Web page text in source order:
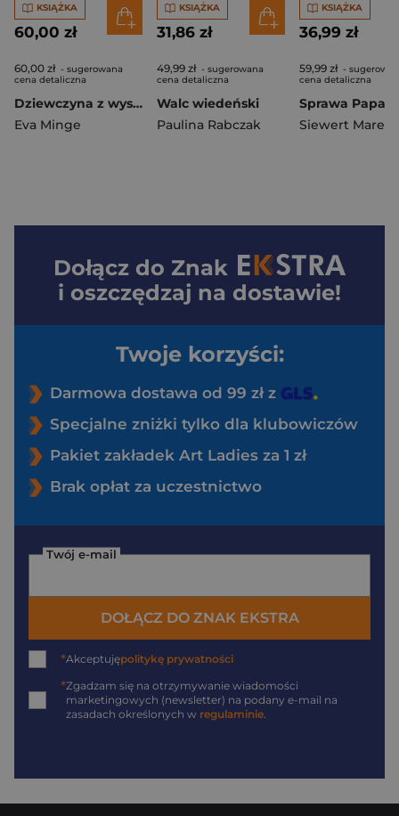
KSIĄŻKA
60,00 zł
60,00 zł - sugerowana
cena detaliczna
Dziewczyna z wyspy miliardera. Duże Litery
Eva Minge
KSIĄŻKA
31,86 zł
49,99 zł - sugerowana
cena detaliczna
Walc wiedeński
Paulina Rabczak
KSIĄŻKA
36,99 zł
59,99 zł -
cena detaliczna
Siewert Marek
Dołącz do Znak
i oszczędzaj na dostawie!
Twoje korzyści:
Darmowa dostawa od 99 zł z
Specjalne zniżki tylko dla klubowiczów
Pakiet zakładek Art Ladies za 1 zł
Brak opłat za uczestnictwo
Twój e-mail
DOŁĄCZ DO ZNAK EKSTRA
*Akceptujępolitykę prywatności
*Zgadzam się na otrzymywanie wiadomości
marketingowych (newsletter) na podany e-mail na
zasadach określonych w regulaminie